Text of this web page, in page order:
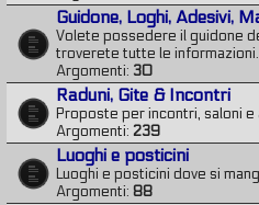
Guidone, Loghi, Adesivi,
Volete possedere il guidone
troverete tutte le informazioni.
Argomenti: 30
Raduni, Gite & Incontri
Proposte per incontri, saloni e
Argomenti: 239
Luoghi e posticini
Luoghi e posticini dove si
Argomenti: 88